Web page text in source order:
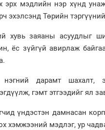
эрх мэдлийн нэр хүнд
эхэлсэнд Төрийн
хувь заяаны асуудлыг
ёс зүйгүй авирлаж
дарамт шахалт,
гэмт этгээдийг ял
үндэстэн дамнасан
хэмжээний мэдлэг, ур